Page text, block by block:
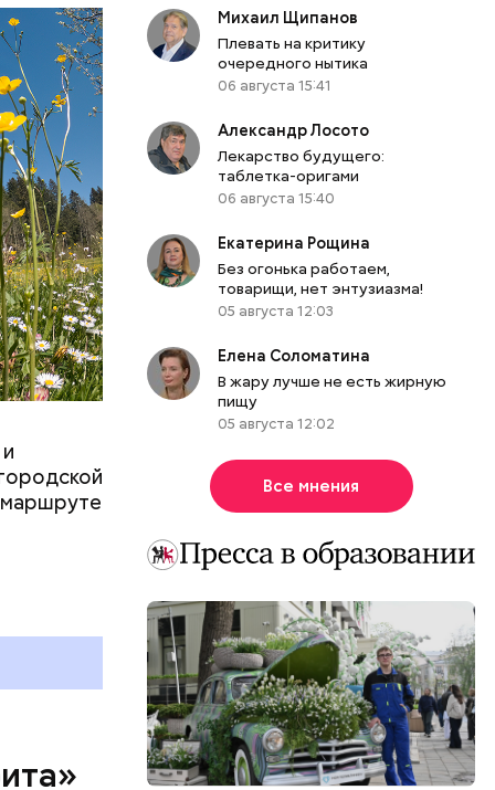
маршруте
века с
Михаил Щипанов
Плевать на критику
очередного нытика
06 августа 15:41
Александр Лосото
Лекарство будущего:
таблетка-оригами
06 августа 15:40
Екатерина Рощина
Без огонька работаем,
товарищи, нет энтузиазма!
05 августа 12:03
Елена Соломатина
В жару лучше не есть жирную
пищу
05 августа 12:02
Все мнения